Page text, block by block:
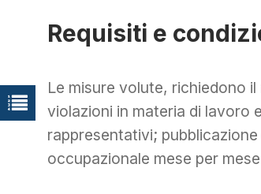
Requisiti e
Le misure volute, richiedono
violazioni in materia di lavoro
rappresentativi;
occupazionale mese per